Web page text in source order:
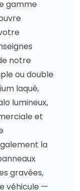
gamme
notre
ou double
laqué,
lumineux,
et
la
gravées,
véhicule —